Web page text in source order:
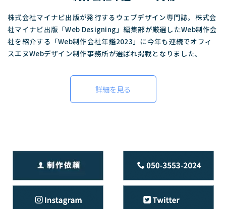
株式会社マイナビ出版が発行するウェブデザイン専門誌。株式会
社マイナビ出版「Web Designing」編集部が厳選したWeb制作会
社を紹介する「Web制作会社年鑑2023」に今年も連続でオフィ
スエヌWebデザイン制作事務所が選ばれ掲載となりました。
詳細を見る